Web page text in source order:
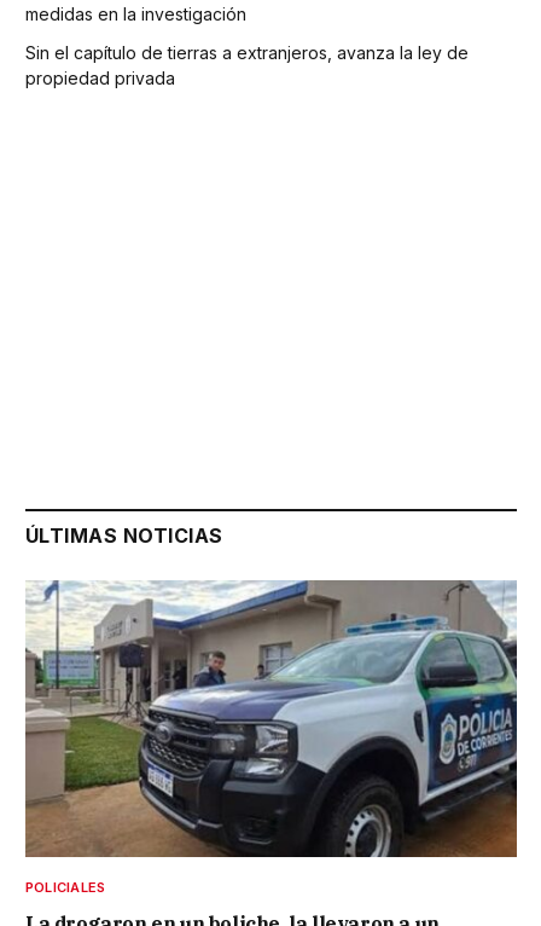
medidas en la investigación
Sin el capítulo de tierras a extranjeros, avanza la ley de
propiedad privada
ÚLTIMAS NOTICIAS
POLICIALES